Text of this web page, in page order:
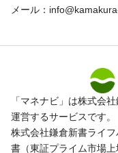
メール：
「マネナビ」は株式会
運営するサービスです。
株式会社鎌倉新書ライ
書（東証プライム市場上